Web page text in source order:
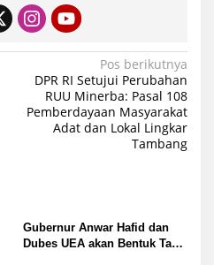
Pos berikutnya
DPR RI Setujui Perubahan
RUU Minerba: Pasal 108
Pemberdayaan Masyarakat
Adat dan Lokal Lingkar
Tambang
Gubernur Anwar Hafid dan
Dubes UEA akan Bentuk Task